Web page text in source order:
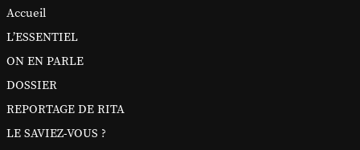
Accueil
L’ESSENTIEL
ON EN PARLE
DOSSIER
REPORTAGE DE RITA
LE SAVIEZ-VOUS ?